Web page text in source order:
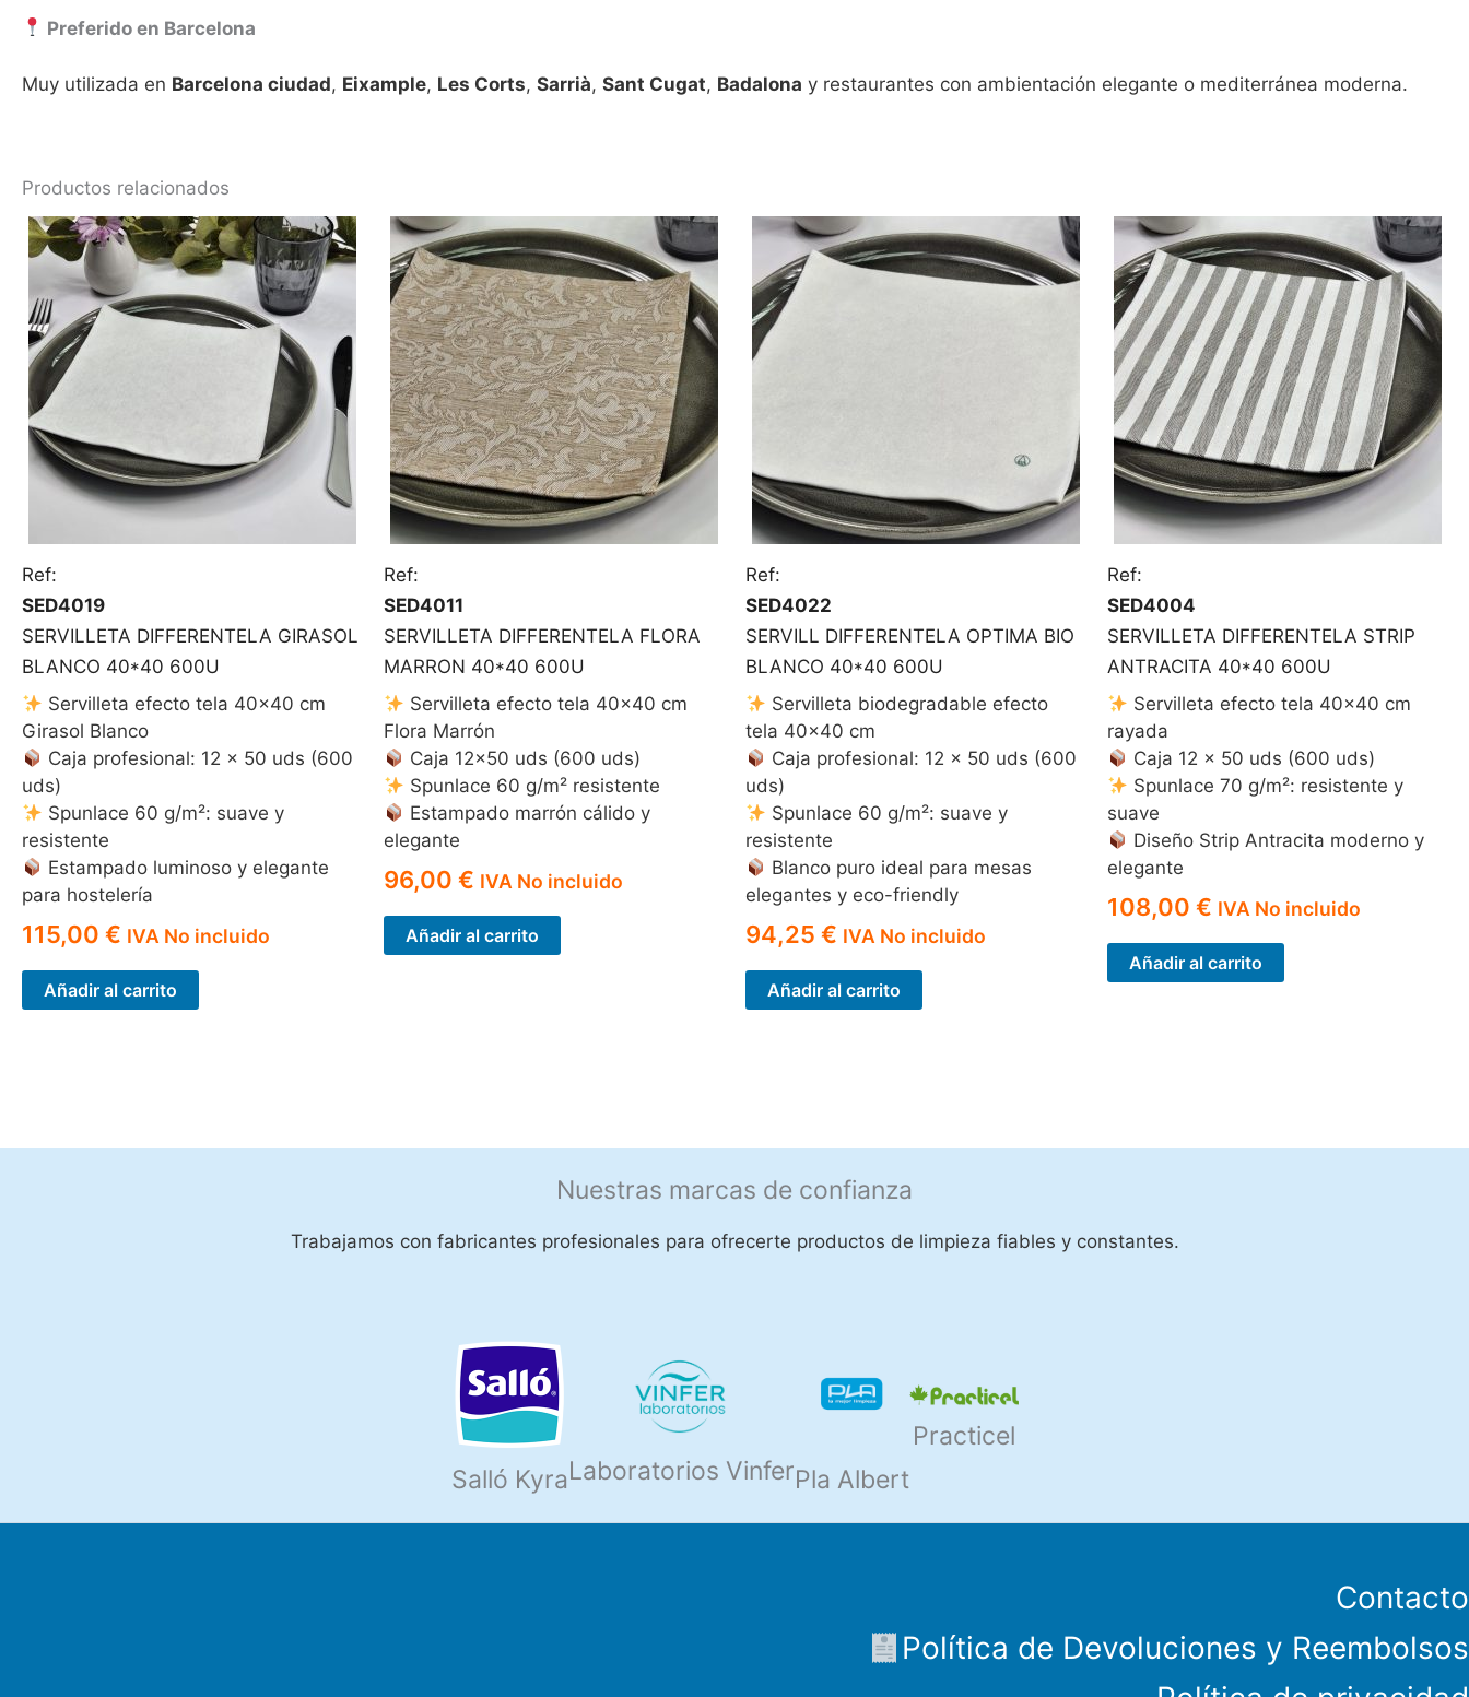
Preferido en Barcelona
Muy utilizada en Barcelona ciudad, Eixample, Les Corts, Sarrià, Sant Cugat, Badalona y restaurantes con ambientación elegante o mediterránea moderna.
Productos relacionados
Ref:
SED4019
SERVILLETA DIFFERENTELA GIRASOL
BLANCO 40*40 600U
Servilleta efecto tela 40×40 cm
Girasol Blanco
Caja profesional: 12 × 50 uds (600
uds)
Spunlace 60 g/m²: suave y
resistente
Estampado luminoso y elegante
para hostelería
115,00 € IVA No incluido
Añadir al carrito
Ref:
SED4011
SERVILLETA DIFFERENTELA FLORA
MARRON 40*40 600U
Servilleta efecto tela 40×40 cm
Flora Marrón
Caja 12×50 uds (600 uds)
Spunlace 60 g/m² resistente
Estampado marrón cálido y
elegante
96,00 € IVA No incluido
Añadir al carrito
Ref:
SED4022
SERVILL DIFFERENTELA OPTIMA BIO
BLANCO 40*40 600U
Servilleta biodegradable efecto
tela 40×40 cm
Caja profesional: 12 × 50 uds (600
uds)
Spunlace 60 g/m²: suave y
resistente
Blanco puro ideal para mesas
elegantes y eco-friendly
94,25 € IVA No incluido
Añadir al carrito
Ref:
SED4004
SERVILLETA DIFFERENTELA STRIP
ANTRACITA 40*40 600U
Servilleta efecto tela 40×40 cm
rayada
Caja 12 × 50 uds (600 uds)
Spunlace 70 g/m²: resistente y
suave
Diseño Strip Antracita moderno y
elegante
108,00 € IVA No incluido
Añadir al carrito
Nuestras marcas de confianza
Trabajamos con fabricantes profesionales para ofrecerte productos de limpieza fiables y constantes.
Salló KyraLaboratorios VinferPla Albert
Practicel
Contacto
Política de Devoluciones y Reembolsos